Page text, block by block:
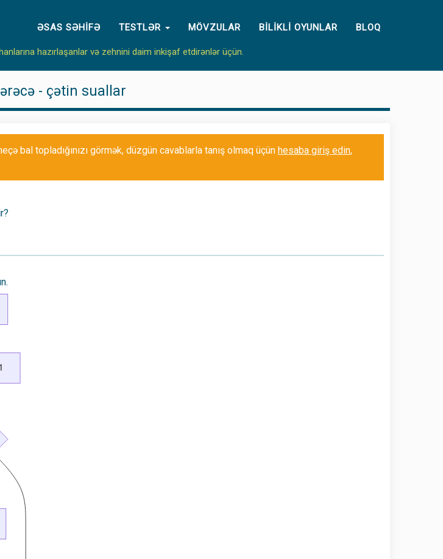
ƏSAS SƏHIFƏ TESTLƏR MÖVZULAR BILIKLI OYUNLAR BLOQ
hazırlaşanlar və zehnini daim inkişaf etdirənlər üçün.
- çətin suallar
bal topladığınızı görmək, düzgün cavablarla tanış olmaq üçün hesaba giriş edin,